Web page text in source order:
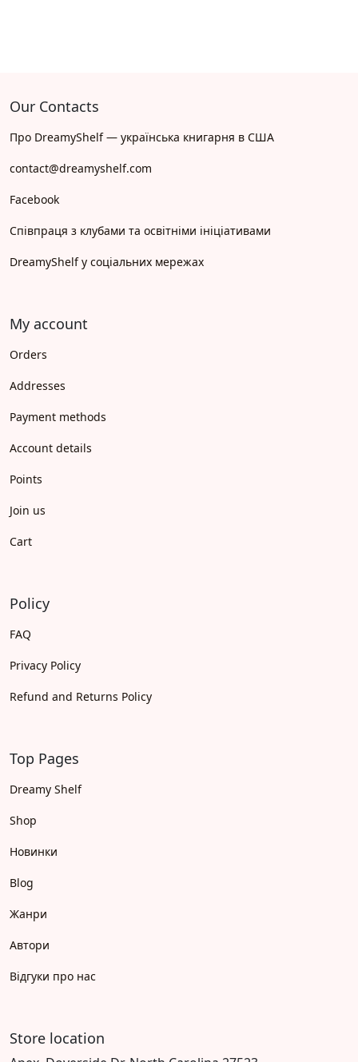
Our Contacts
Про DreamyShelf — українська книгарня в США
contact@dreamyshelf.com
Facebook
Співпраця з клубами та освітніми ініціативами
DreamyShelf у соціальних мережах
My account
Orders
Addresses
Payment methods
Account details
Points
Join us
Cart
Policy
FAQ
Privacy Policy
Refund and Returns Policy
Top Pages
Dreamy Shelf
Shop
Новинки
Blog
Жанри
Автори
Відгуки про нас
Store location